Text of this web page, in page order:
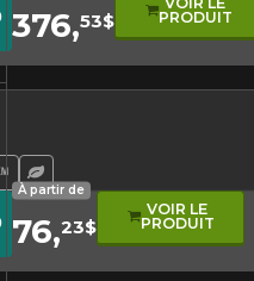
376,53$
PRODUIT
sonore
roulement asymétrique
de l'équipe
Haut kilométrage
Pneu écologique
À partir de
76,23$
VOIR LE
PRODUIT